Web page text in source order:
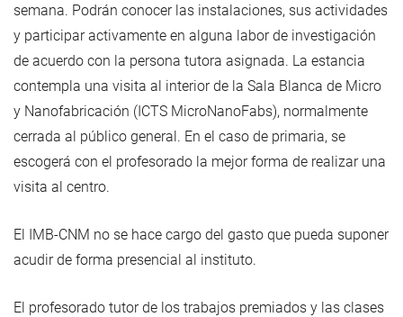
semana. Podrán conocer las instalaciones, sus actividades
y participar activamente en alguna labor de investigación
de acuerdo con la persona tutora asignada. La estancia
contempla una visita al interior de la Sala Blanca de Micro
y Nanofabricación (ICTS MicroNanoFabs), normalmente
cerrada al público general. En el caso de primaria, se
escogerá con el profesorado la mejor forma de realizar una
visita al centro.
El IMB-CNM no se hace cargo del gasto que pueda suponer
acudir de forma presencial al instituto.
El profesorado tutor de los trabajos premiados y las clases